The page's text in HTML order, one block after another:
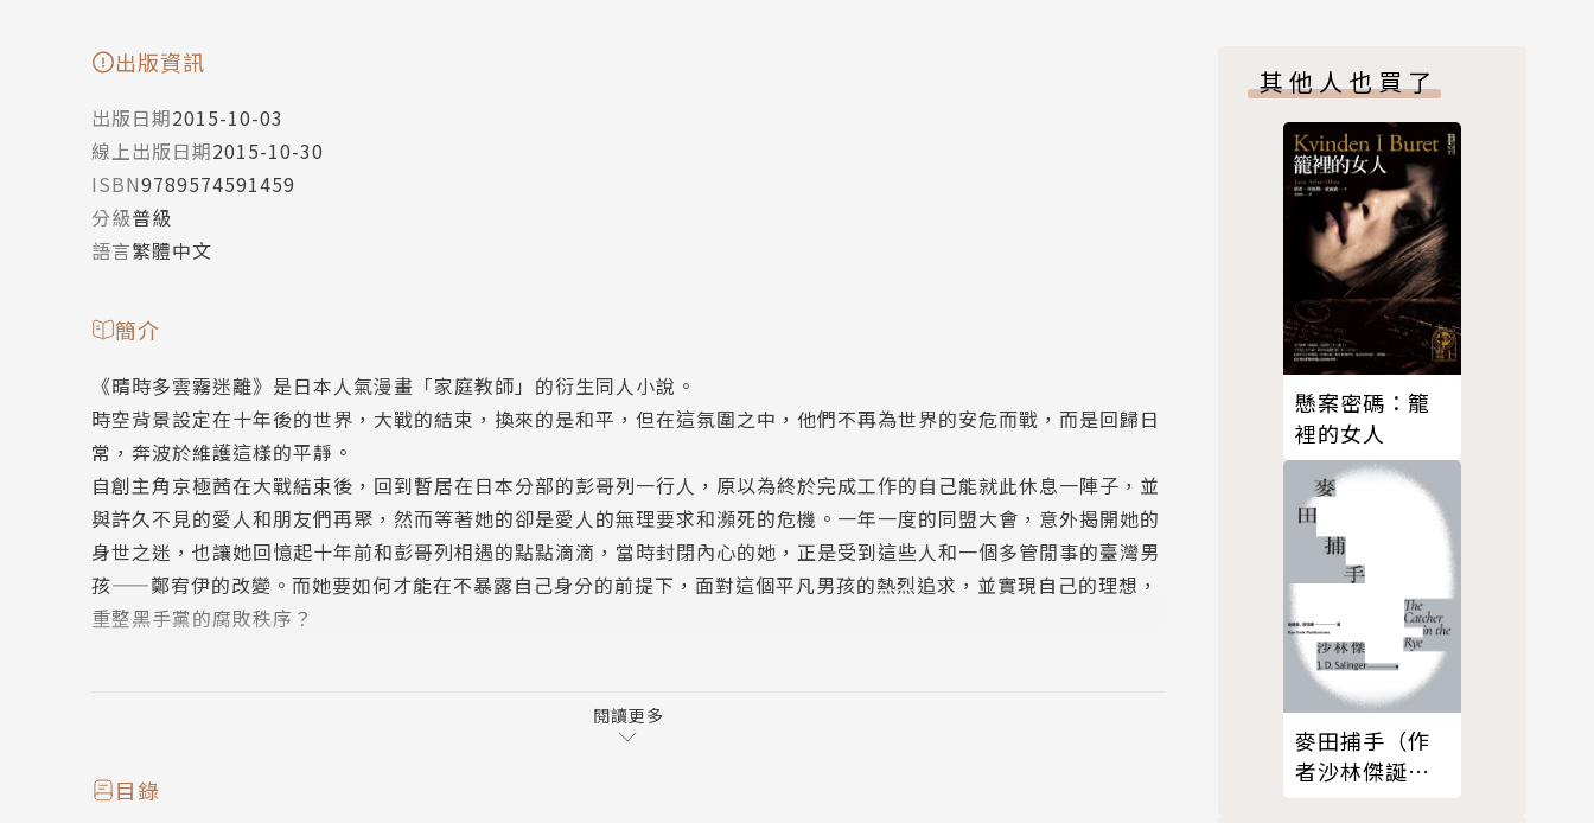
出版資訊
出版日期2015-10-03
線上出版日期2015-10-30
ISBN9789574591459
分級普級
語言繁體中文
簡介
《晴時多雲霧迷離》是日本人氣漫畫「家庭教師」的衍生同人小說。
時空背景設定在十年後的世界，大戰的結束，換來的是和平，但在這氛圍之中，他們不再為世界的安危而戰，而是回歸日
常，奔波於維護這樣的平靜。
自創主角京極茜在大戰結束後，回到暫居在日本分部的彭哥列一行人，原以為終於完成工作的自己能就此休息一陣子，並
與許久不見的愛人和朋友們再聚，然而等著她的卻是愛人的無理要求和瀕死的危機。一年一度的同盟大會，意外揭開她的
身世之迷，也讓她回憶起十年前和彭哥列相遇的點點滴滴，當時封閉內心的她，正是受到這些人和一個多管閒事的臺灣男
孩——鄭宥伊的改變。而她要如何才能在不暴露自己身分的前提下，面對這個平凡男孩的熱烈追求，並實現自己的理想，
重整黑手黨的腐敗秩序？
不善言辭，幻想、存在主義的天王。
閱讀更多
目錄
其他人也買了
懸案密碼：籠
裡的女人
麥田捕手（作
者沙林傑誕生